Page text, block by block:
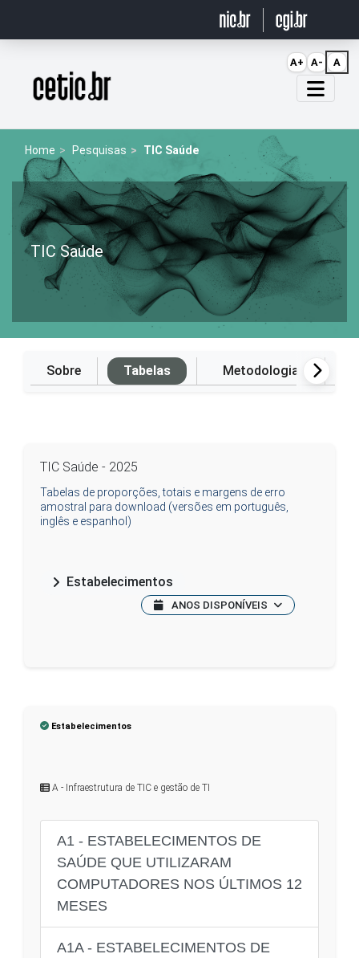
Página inicial
Home Pesquisas TIC Saúde
TIC Saúde
Sobre Tabelas Metodologia
TIC Saúde - 2025
Tabelas de proporções, totais e margens de erro
amostral para download (versões em português,
inglês e espanhol)
Estabelecimentos
ANOS DISPONÍVEIS
Estabelecimentos
A - Infraestrutura de TIC e gestão de TI
A1 - ESTABELECIMENTOS DE
SAÚDE QUE UTILIZARAM
COMPUTADORES NOS ÚLTIMOS 12
MESES
A1A - ESTABELECIMENTOS DE
A+ A- A